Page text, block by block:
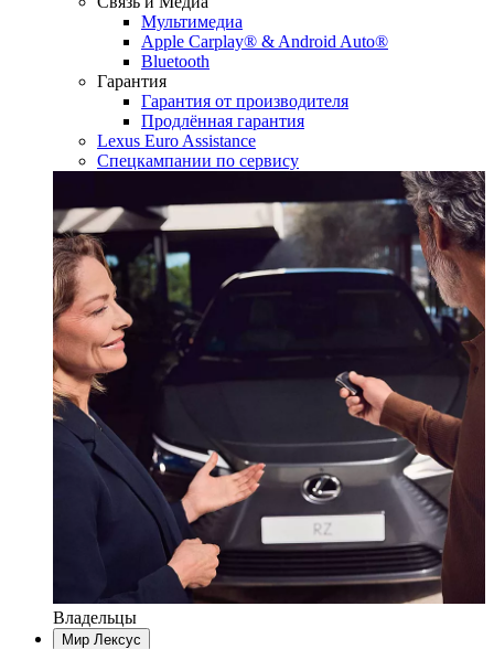
Мультимедиа
Apple Carplay® & Android Auto®
Bluetooth
Гарантия
Гарантия от производителя
Продлённая гарантия
Lexus Euro Assistance
Спецкампании по сервису
Владельцы
Мир Лексус